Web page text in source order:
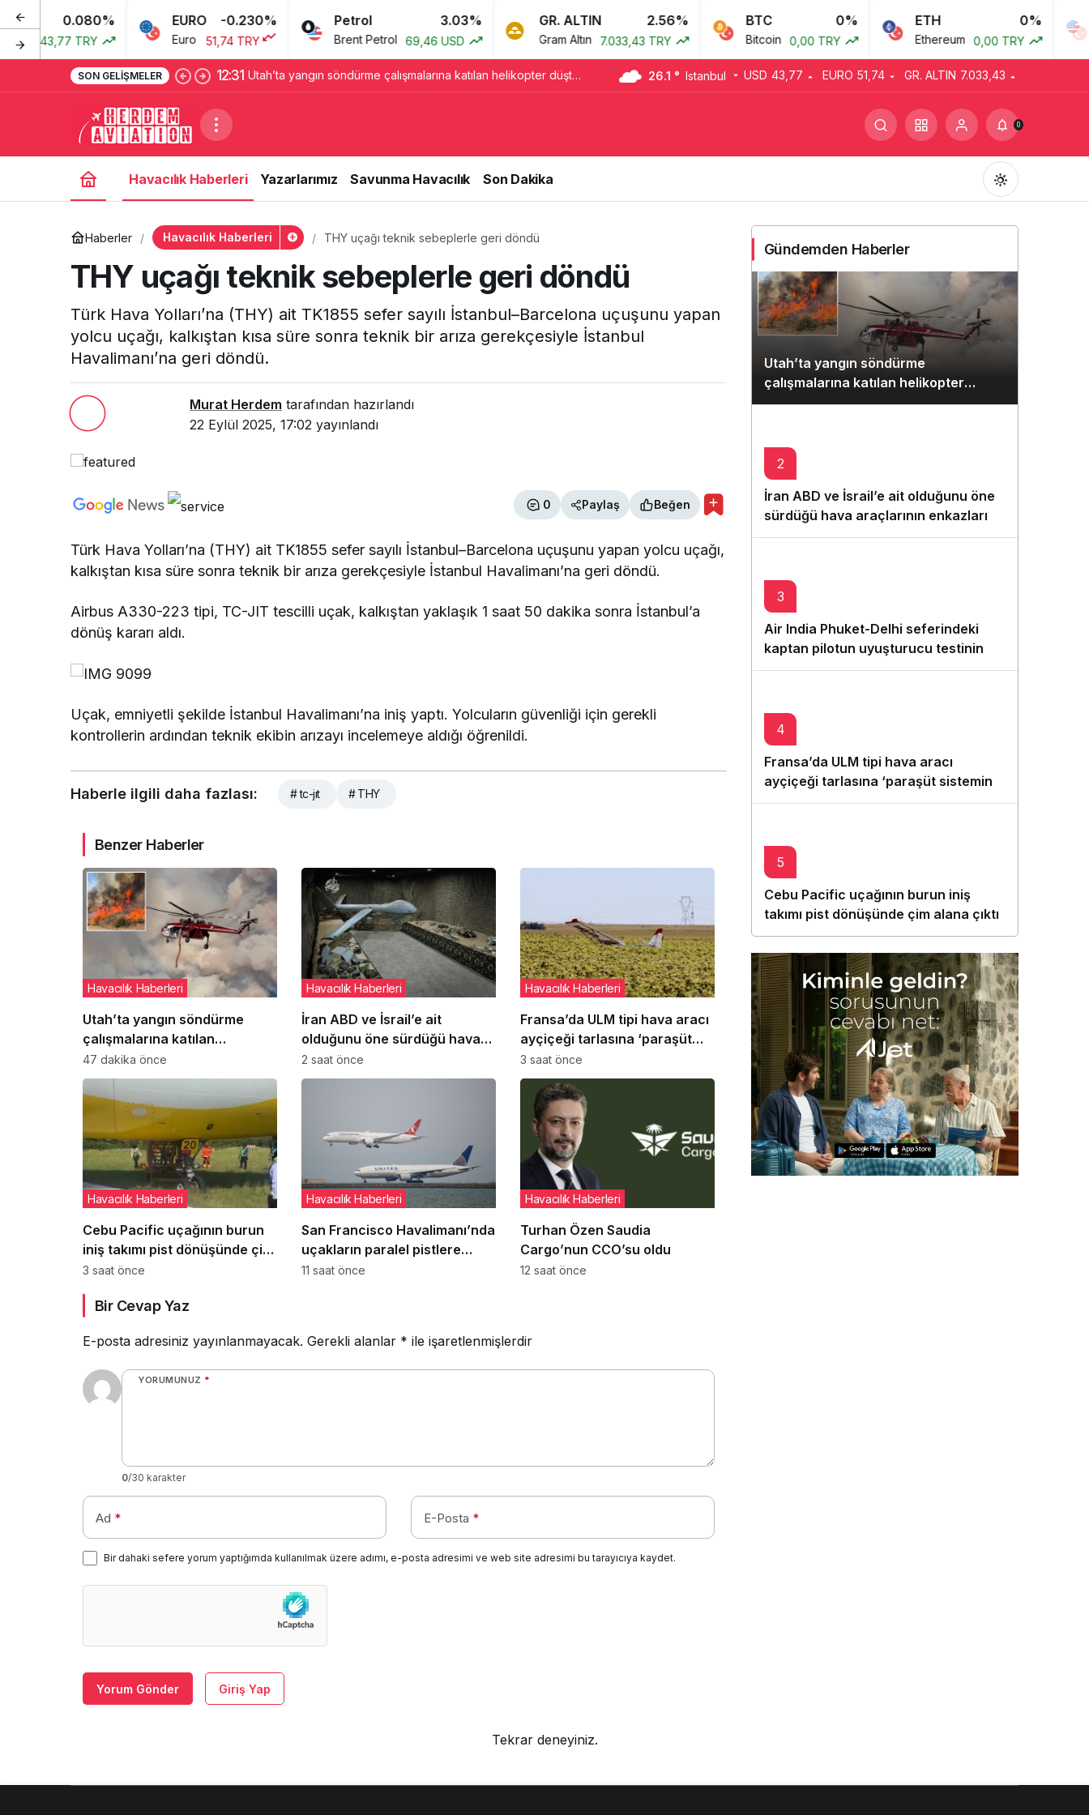
0.080%
TRY
EURO -0.230%
Euro 51,74 TRY
Petrol
Brent Petrol 69,46 USD
GR. ALTIN
Gram Altın 7.033,43 TRY
BTC
Bitcoin 0,00 TRY
ETH
Ethereum 0,00 TRY
USD
SON GELIŞMELER 12:31 Utah’ta yangın söndürme çalışmalarına katılan helikopter düştü: 26.1 ° Istanbul USD 43,77 EURO 51,74 GR. ALTIN 7.033,43
0
Havacılık Haberleri Yazarlarımız Savunma Havacılık Son Dakika
Gündüz Modu
Gündüz modunu seçin.
Gece Modu
Gece modunu seçin.
Haberler Havacılık Haberleri THY uçağı teknik sebeplerle geri döndü
THY uçağı teknik sebeplerle geri döndü
Türk Hava Yolları’na (THY) ait TK1855 sefer sayılı İstanbul–Barcelona uçuşunu yapan
yolcu uçağı, kalkıştan kısa süre sonra teknik bir arıza gerekçesiyle İstanbul
Havalimanı’na geri döndü.
Murat Herdem tarafından hazırlandı
22 Eylül 2025, 17:02 yayınlandı
0 Paylaş Beğen
Türk Hava Yolları’na (THY) ait TK1855 sefer sayılı İstanbul–Barcelona uçuşunu yapan yolcu uçağı,
kalkıştan kısa süre sonra teknik bir arıza gerekçesiyle İstanbul Havalimanı’na geri döndü.
Airbus A330-223 tipi, TC-JIT tescilli uçak, kalkıştan yaklaşık 1 saat 50 dakika sonra İstanbul’a
dönüş kararı aldı.
Uçak, emniyetli şekilde İstanbul Havalimanı’na iniş yaptı. Yolcuların güvenliği için gerekli
kontrollerin ardından teknik ekibin arızayı incelemeye aldığı öğrenildi.
Haberle ilgili daha fazlası: # tc-jıt # THY
Benzer Haberler
Utah’ta yangın söndürme
çalışmalarına katılan
helikopter düştü: 2 pilot
hayatını kaybetti
Havacılık Haberleri
47 dakika önce
İran ABD ve İsrail’e ait
olduğunu öne sürdüğü hava
araçlarının enkazlarını
sergiledi
Havacılık Haberleri
2 saat önce
Fransa’da ULM tipi hava aracı
ayçiçeği tarlasına ‘paraşüt
sistemini’ açarak indi
Havacılık Haberleri
3 saat önce
Cebu Pacific uçağının burun
iniş takımı pist dönüşünde çim
alana çıktı
Havacılık Haberleri
3 saat önce
San Francisco Havalimanı’nda
uçakların paralel pistlere
inişleri 12 Ağustos’ta yeniden
Havacılık Haberleri
11 saat önce
Turhan Özen Saudia
Cargo’nun CCO’su oldu
Havacılık Haberleri
12 saat önce
Bir Cevap Yaz
E-posta adresiniz yayınlanmayacak. Gerekli alanlar * ile işaretlenmişlerdir
YORUMUNUZ *
0/30 karakter
Ad * E-Posta *
Bir dahaki sefere yorum yaptığımda kullanılmak üzere adımı, e-posta adresimi ve web site adresimi bu tarayıcıya kaydet.
Yorum Gönder Giriş Yap
Gündemden Haberler
Utah’ta yangın söndürme
çalışmalarına katılan helikopter
düştü: 2 pilot hayatını kaybetti
2
İran ABD ve İsrail’e ait olduğunu öne
sürdüğü hava araçlarının enkazlarını
sergiledi
3
Air India Phuket-Delhi seferindeki
kaptan pilotun uyuşturucu testinin
pozitif çıktığı iddia edildi
4
Fransa’da ULM tipi hava aracı
ayçiçeği tarlasına ‘paraşüt sistemini’
açarak indi
5
Cebu Pacific uçağının burun iniş
takımı pist dönüşünde çim alana çıktı
Tekrar deneyiniz.